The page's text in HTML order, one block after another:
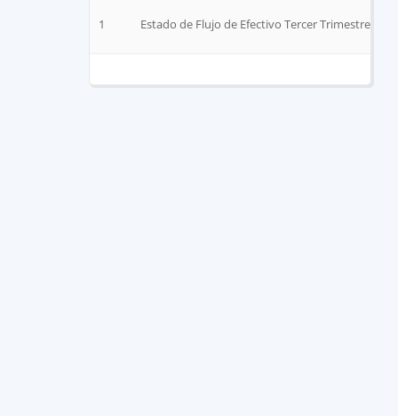
1 Estado de Flujo de Efectivo Tercer Trimestre